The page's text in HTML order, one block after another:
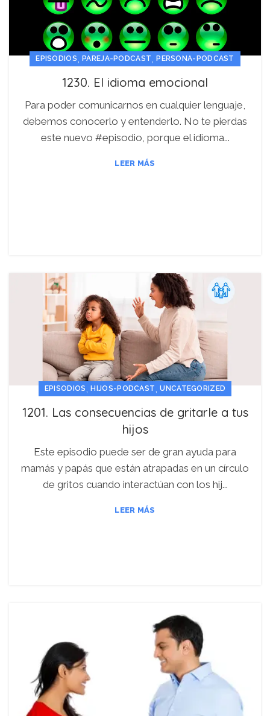
EPISODIOS PAREJA-PODCAST ,PERSONA-PODCAST
1230. El idioma emocional
Para poder comunicarnos en cualquier lenguaje,
debemos conocerlo y entenderlo. No te pierdas
este nuevo #episodio, porque el idioma...
LEER MÁS
EPISODIOS ,HIJOS-PODCAST ,UNCATEGORIZED
1201. Las consecuencias de gritarle a tus
hijos
Este episodio puede ser de gran ayuda para
mamás y papás que están atrapadas en un círculo
de gritos cuando interactúan con los hij...
LEER MÁS